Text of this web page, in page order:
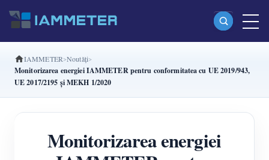
Produse
Contor de energie Wi-Fi split-phase (WEM2067)
Contor de energie Wi-Fi trifazat (WEM3080T)
IAMMETER Noutăți
Monitorizarea energiei IAMMETER pentru conformitatea cu UE 2019/943,
UE 2017/2195 și MEKH 1/2020
Monitorizarea energiei